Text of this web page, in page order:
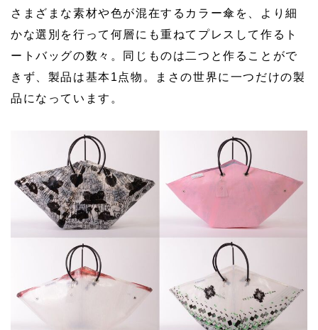
さまざまな素材や色が混在するカラー傘を、より細
かな選別を行って何層にも重ねてプレスして作るト
ートバッグの数々。同じものは二つと作ることがで
きず、製品は基本1点物。まさの世界に一つだけの製
品になっています。